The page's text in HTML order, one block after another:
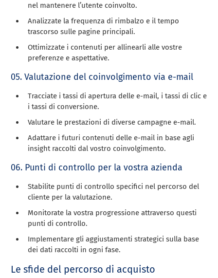
nel mantenere l’utente coinvolto.
Analizzate la frequenza di rimbalzo e il tempo
trascorso sulle pagine principali.
Ottimizzate i contenuti per allinearli alle vostre
preferenze e aspettative.
05. Valutazione del coinvolgimento via e-mail
Tracciate i tassi di apertura delle e-mail, i tassi di clic e
i tassi di conversione.
Valutare le prestazioni di diverse campagne e-mail.
Adattare i futuri contenuti delle e-mail in base agli
insight raccolti dal vostro coinvolgimento.
06. Punti di controllo per la vostra azienda
Stabilite punti di controllo specifici nel percorso del
cliente per la valutazione.
Monitorate la vostra progressione attraverso questi
punti di controllo.
Implementare gli aggiustamenti strategici sulla base
dei dati raccolti in ogni fase.
Le sfide del percorso di acquisto